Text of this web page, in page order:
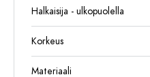
Halkaisija - ulkopuolella
Korkeus
Materiaali